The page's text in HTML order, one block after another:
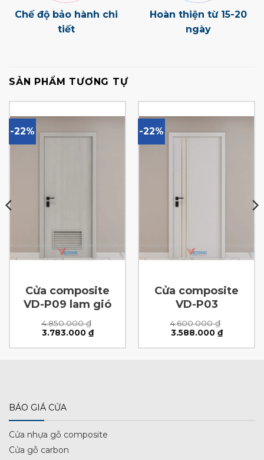
Chế độ bảo hành chi
tiết
Hoàn thiện từ 15-20
ngày
SẢN PHẨM TƯƠNG TỰ
-22%
Cửa composite
VD-P09 lam gió
4.850.000₫
Giá
là:
3.783.000 ₫Giá
tại
-22%
Cửa composite
VD-P03
4.600.000₫
Giá
là:
3.588.000 ₫Giá
tại
BÁO GIÁ CỬA
Cửa nhựa gỗ composite
Cửa gỗ carbon